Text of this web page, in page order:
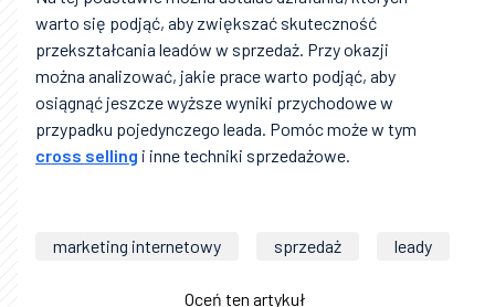
warto się podjąć, aby zwiększać skuteczność
przekształcania leadów w sprzedaż. Przy okazji
można analizować, jakie prace warto podjąć, aby
osiągnąć jeszcze wyższe wyniki przychodowe w
przypadku pojedynczego leada. Pomóc może w tym
cross selling i inne techniki sprzedażowe.
marketing internetowy sprzedaż leady
Oceń ten artykuł